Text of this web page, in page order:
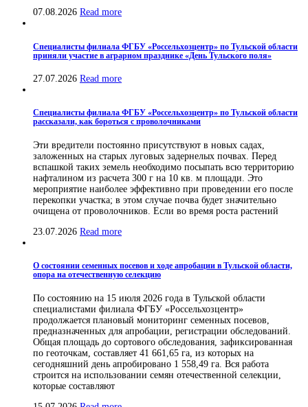
07.08.2026 Read more
Специалисты филиала ФГБУ «Россельхозцентр» по Тульской области
приняли участие в аграрном празднике «День Тульского поля»
27.07.2026 Read more
Специалисты филиала ФГБУ «Россельхозцентр» по Тульской области
рассказали, как бороться с проволочниками
Эти вредители постоянно присутствуют в новых садах,
заложенных на старых луговых задернелых почвах. Перед
вспашкой таких земель необходимо посыпать всю территорию
нафталином из расчета 300 г на 10 кв. м площади. Это
мероприятие наиболее эффективно при проведении его после
перекопки участка; в этом случае почва будет значительно
очищена от проволочников. Если во время роста растений
23.07.2026 Read more
О состоянии семенных посевов и ходе апробации в Тульской области,
опора на отечественную селекцию
По состоянию на 15 июля 2026 года в Тульской области
специалистами филиала ФГБУ «Россельхозцентр»
продолжается плановый мониторинг семенных посевов,
предназначенных для апробации, регистрации обследований.
Общая площадь до сортового обследования, зафиксированная
по геоточкам, составляет 41 661,65 га, из которых на
сегодняшний день апробировано 1 558,49 га. Вся работа
строится на использовании семян отечественной селекции,
которые составляют